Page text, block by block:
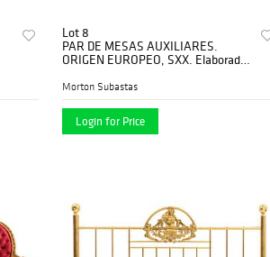
Lot 8
PAR DE MESAS AUXILIARES.
ORIGEN EUROPEO, SXX. Elaboradas
de mármol blanco, fustes acanalados.
Morton Subastas
Login for Price